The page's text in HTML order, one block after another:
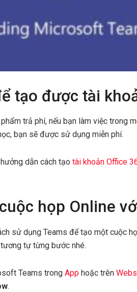
tạo được tài
trả phí, nếu bạn làm việc trong
bạn sẽ được sử dụng miễn phí.
dẫn cách tạo tài khoản Office
họp Online
sử dụng Teams để tạo một cuộc
tự từng bước nhé.
Teams trong App hoặc trên
.